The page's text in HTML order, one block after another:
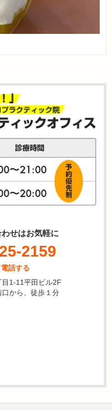
せはお気軽に
2159
話する
1-11平田ビル2F
から、徒歩１分